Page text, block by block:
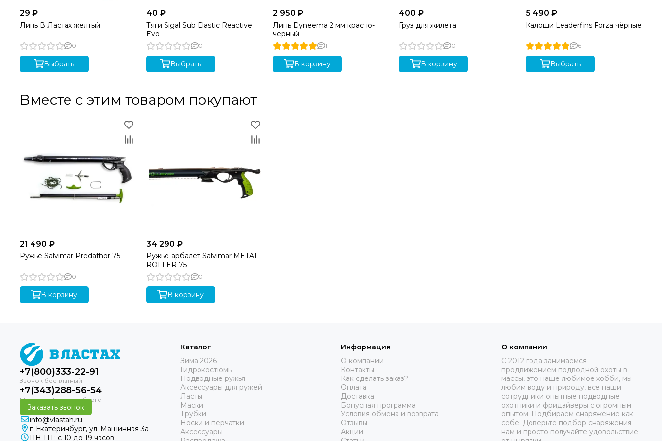
29 ₽
Линь В Ластах желтый
0
Выбрать
40 ₽
Тяги Sigal Sub Elastic Reactive
Evo
0
Выбрать
2 950 ₽
Линь Dyneema 2 мм красно-
черный
1
В корзину
400 ₽
Груз для жилета
0
В корзину
5 490 ₽
Калоши Leaderfins Forza чёрные
6
Выбрать
Вместе с этим товаром покупают
21 490 ₽
Ружье Salvimar Predathor 75
0
В корзину
34 290 ₽
Ружьё-арбалет Salvimar METAL
ROLLER 75
0
В корзину
+7(800)333-22-91
+7(343)288-56-54
Заказать звонок
info@vlastah.ru
г. Екатеринбург, ул. Машинная 3а
ПН-ПТ: с 10 до 19 часов
Каталог
Зима 2026
Гидрокостюмы
Подводные ружья
Аксессуары для ружей
Ласты
Маски
Трубки
Носки и перчатки
Аксессуары
Информация
О компании
Контакты
Как сделать заказ?
Оплата
Доставка
Бонусная программа
Условия обмена и возврата
Отзывы
Акции
О компании
C 2012 года занимаемся
продвижением подводной охоты в
массы, это наше любимое хобби, мы
любим воду и природу, все наши
сотрудники опытные подводные
охотники и фридайверы с огромным
опытом. Подбираем снаряжение как
себе. Доверьте подбор снаряжения
нам и просто получайте удовольствие